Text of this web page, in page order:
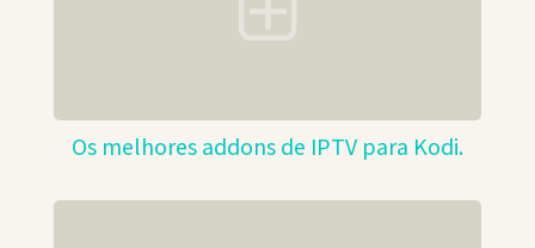
Os melhores addons de IPTV para Kodi.